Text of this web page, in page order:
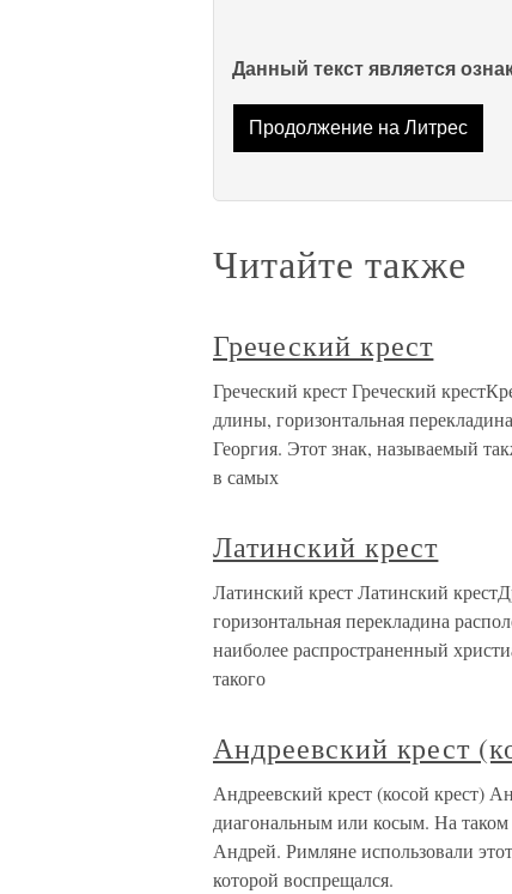
Данный текст является
Продолжение на Литрес
Читайте также
Греческий крест
Греческий крест Греческий
длины, горизонтальная
Георгия. Этот знак, называемый
в самых
Латинский крест
Латинский крест Латинский
горизонтальная перекладина
наиболее распространенный
такого
Андреевский крест
Андреевский крест (косой крест)
диагональным или косым. На таком
Андрей. Римляне использовали
которой воспрещался.